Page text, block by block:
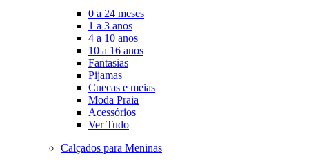
0 a 24 meses
1 a 3 anos
4 a 10 anos
10 a 16 anos
Fantasias
Pijamas
Cuecas e meias
Moda Praia
Acessórios
Ver Tudo
Calçados para Meninas